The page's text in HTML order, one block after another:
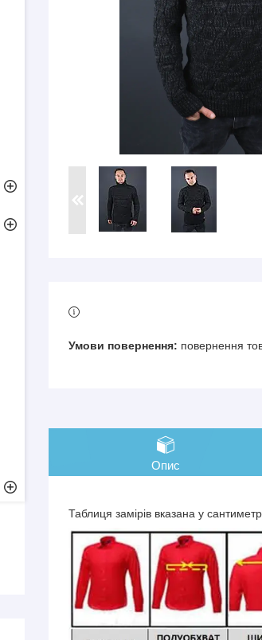
повернення
Опис
Таблиця замірів вказана у